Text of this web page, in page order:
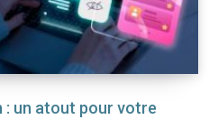
: un atout pour votre